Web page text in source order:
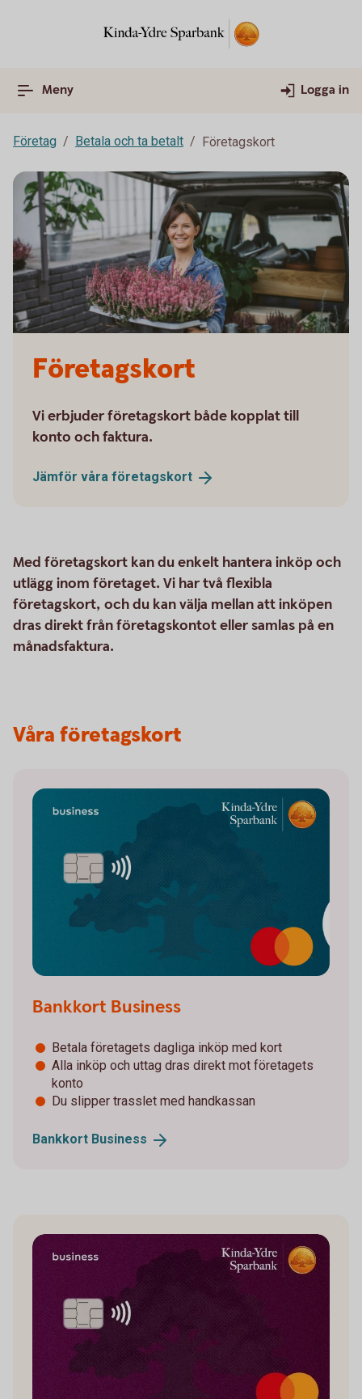
Meny Logga in
Företag Betala och ta betalt Företagskort
Företagskort
Vi erbjuder företagskort både kopplat till
konto och faktura.
Jämför våra företagskort
Med företagskort kan du enkelt hantera inköp och
utlägg inom företaget. Vi har två flexibla
företagskort, och du kan välja mellan att inköpen
dras direkt från företagskontot eller samlas på en
månadsfaktura.
Våra företagskort
Bankkort Business
Betala företagets dagliga inköp med kort
Alla inköp och uttag dras direkt mot företagets
konto
Du slipper trasslet med handkassan
Bankkort Business